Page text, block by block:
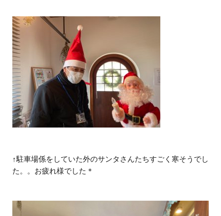
↑駐車場係をしていた外のサンタさんたちすごく寒そうでし
た。。お疲れ様でした＊